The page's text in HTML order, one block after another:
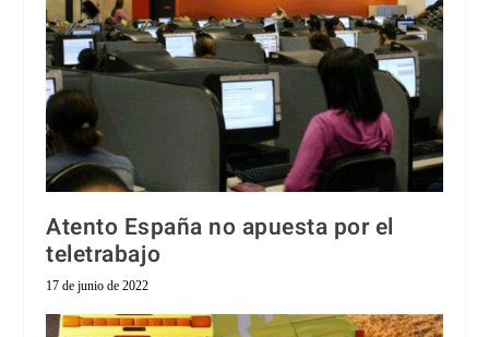
Atento España no apuesta por el
teletrabajo
17 de junio de 2022